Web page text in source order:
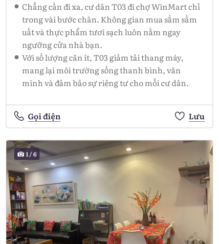
Chẳng cần đi xa, cư dân T03 đi chợ WinMart chỉ
trong vài bước chân. Không gian mua sắm sầm
uất và thực phẩm tươi sạch luôn nằm ngay
ngưỡng cửa nhà bạn.
Với số lượng căn ít, T03 giảm tải thang máy,
mang lại môi trường sống thanh bình, văn
minh và đảm bảo sự riêng tư cho mỗi cư dân.
Gọi điện Lưu
1/6